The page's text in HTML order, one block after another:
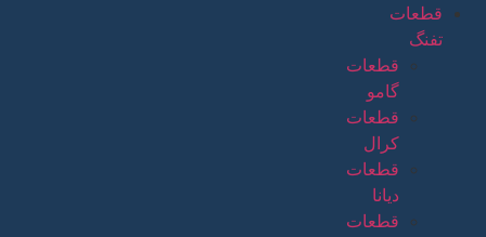
قطعات
تفنگ
قطعات
گامو
قطعات
کرال
قطعات
دیانا
قطعات